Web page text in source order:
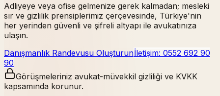
Adliyeye veya ofise gelmenize gerek kalmadan; mesleki
sır ve gizlilik prensiplerimiz çerçevesinde, Türkiye'nin
her yerinden güvenli ve şifreli altyapı ile avukatınıza
ulaşın.
Danışmanlık Randevusu Oluşturunİletişim: 0552 692 90
90
Görüşmeleriniz avukat-müvekkil gizliliği ve KVKK
kapsamında korunur.